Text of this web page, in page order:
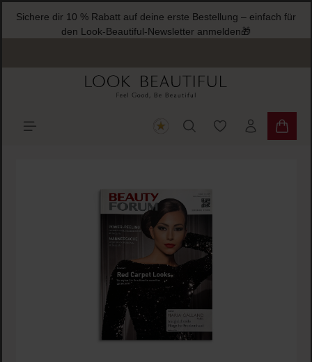
springen
Sichere dir 10 % Rabatt auf deine erste Bestellung – einfach für
den Look-Beautiful-Newsletter anmelden🎁
Du hast 0